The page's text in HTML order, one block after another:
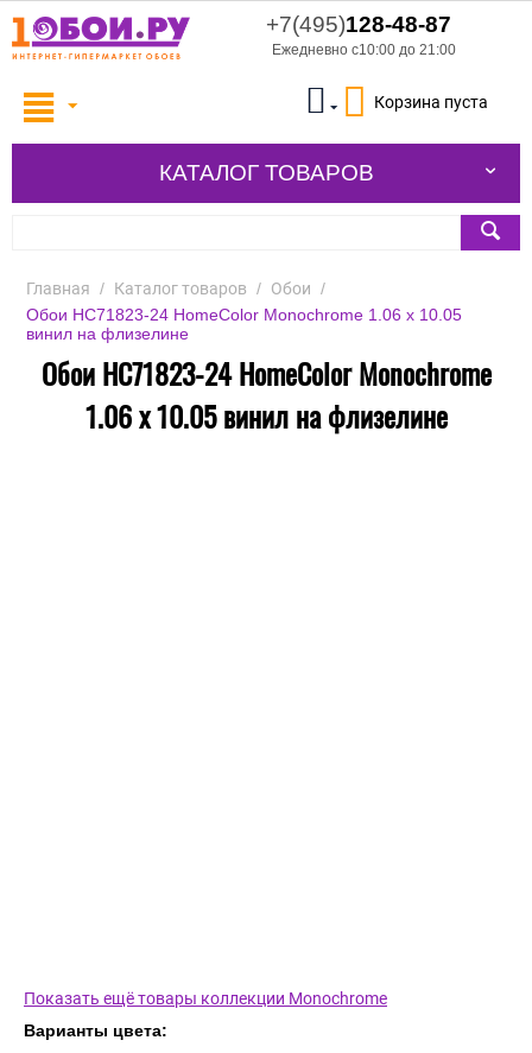
+7(495)128-48-87
Ежедневно с10:00 до 21:00
Корзина пуста
КАТАЛОГ ТОВАРОВ
Главная / Каталог товаров / Обои /
Обои HC71823-24 HomeColor Monochrome 1.06 x 10.05
винил на флизелине
Обои HC71823-24 HomeColor Monochrome
1.06 x 10.05 винил на флизелине
Показать ещё товары коллекции Monochrome
Варианты цвета: